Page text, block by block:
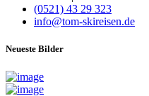
(0521) 43 29 323
info@tom-skireisen.de
Neueste Bilder